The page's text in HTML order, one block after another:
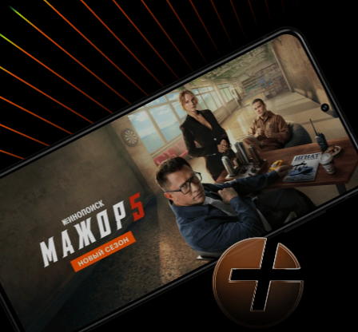
ни вообще внутри станции? 7 из 10